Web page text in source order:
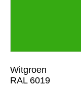
Witgroen
RAL 6019